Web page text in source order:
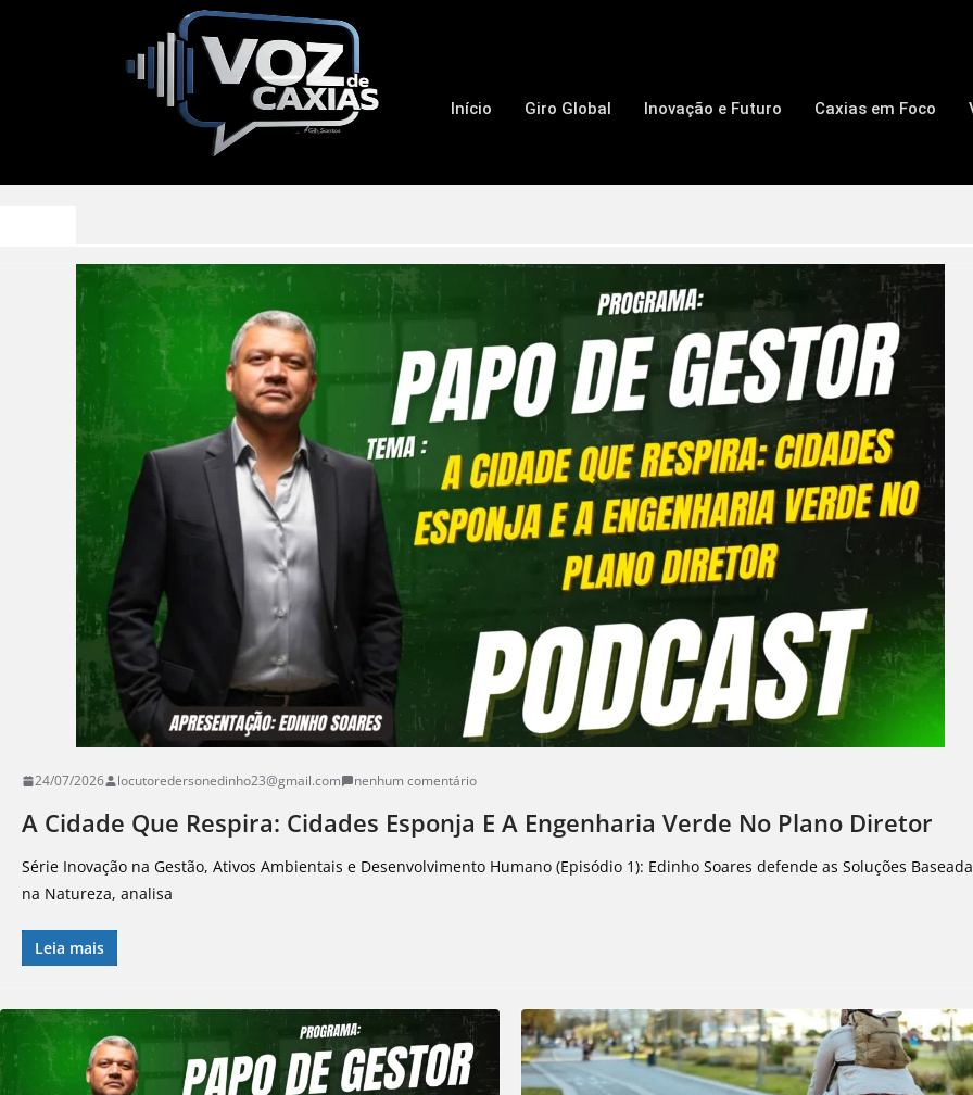
Início Giro Global Inovação e Futuro Caxias em Foco
24/07/2026 locutoredersonedinho23@gmail.com nenhum comentário
A Cidade Que Respira: Cidades Esponja E A Engenharia Verde No Plano Diretor
Série Inovação na Gestão, Ativos Ambientais e Desenvolvimento Humano (Episódio 1): Edinho Soares defende as Soluções
na Natureza, analisa
Leia mais